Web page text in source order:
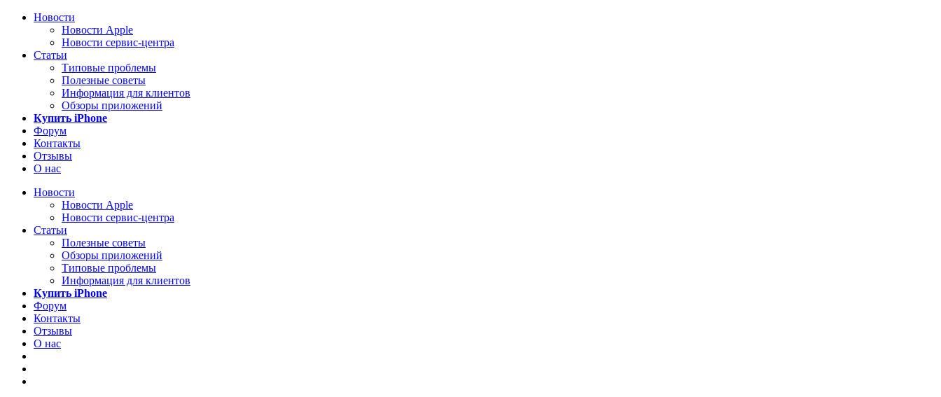
Новости
Новости Apple
Новости сервис-центра
Статьи
Типовые проблемы
Полезные советы
Информация для клиентов
Обзоры приложений
Купить iPhone
Форум
Контакты
Отзывы
О нас
Новости
Новости Apple
Новости сервис-центра
Статьи
Полезные советы
Обзоры приложений
Типовые проблемы
Информация для клиентов
Купить iPhone
Форум
Контакты
Отзывы
О нас